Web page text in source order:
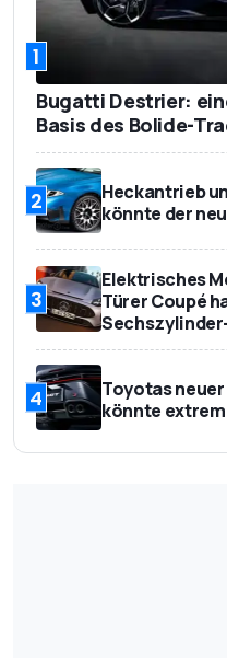
1
Bugatti Destrier:
Basis des Bolide-
2
Heckantrieb
könnte der
3
Elektrisches
Türer Coupé
4
Toyotas
könnte